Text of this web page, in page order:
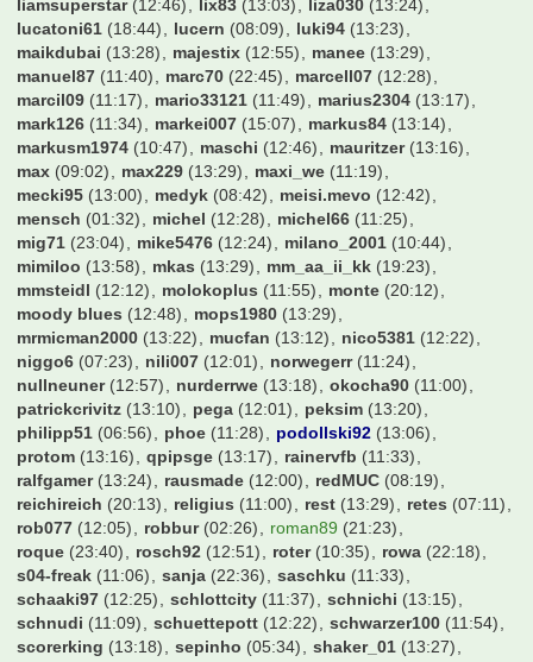
liamsuperstar (12:46) lix83 (13:03) liza030 (13:24)
lucatoni61 (18:44) lucern (08:09) luki94 (13:23)
maikdubai (13:28) majestix (12:55) manee (13:29)
manuel87 (11:40) marc70 (22:45) marcell07 (12:28)
marcil09 (11:17) mario33121 (11:49) marius2304 (13:17)
mark126 (11:34) markei007 (15:07) markus84 (13:14)
markusm1974 (10:47) maschi (12:46) mauritzer (13:16)
max (09:02) max229 (13:29) maxi_we (11:19)
mecki95 (13:00) medyk (08:42) meisi.mevo (12:42)
mensch (01:32) michel (12:28) michel66 (11:25)
mig71 (23:04) mike5476 (12:24) milano_2001 (10:44)
mimiloo (13:58) mkas (13:29) mm_aa_ii_kk (19:23)
mmsteidl (12:12) molokoplus (11:55) monte (20:12)
moody blues (12:48) mops1980 (13:29)
mrmicman2000 (13:22) mucfan (13:12) nico5381 (12:22)
niggo6 (07:23) nili007 (12:01) norwegerr (11:24)
nullneuner (12:57) nurderrwe (13:18) okocha90 (11:00)
patrickcrivitz (13:10) pega (12:01) peksim (13:20)
philipp51 (06:56) phoe (11:28) podollski92 (13:06)
protom (13:16) qpipsge (13:17) rainervfb (11:33)
ralfgamer (13:24) rausmade (12:00) redMUC (08:19)
reichireich (20:13) religius (11:00) rest (13:29) retes (07:11)
rob077 (12:05) robbur (02:26) roman89 (21:23)
roque (23:40) rosch92 (12:51) roter (10:35) rowa (22:18)
s04-freak (11:06) sanja (22:36) saschku (11:33)
schaaki97 (12:25) schlottcity (11:37) schnichi (13:15)
schnudi (11:09) schuettepott (12:22) schwarzer100 (11:54)
scorerking (13:18) sepinho (05:34) shaker_01 (13:27)